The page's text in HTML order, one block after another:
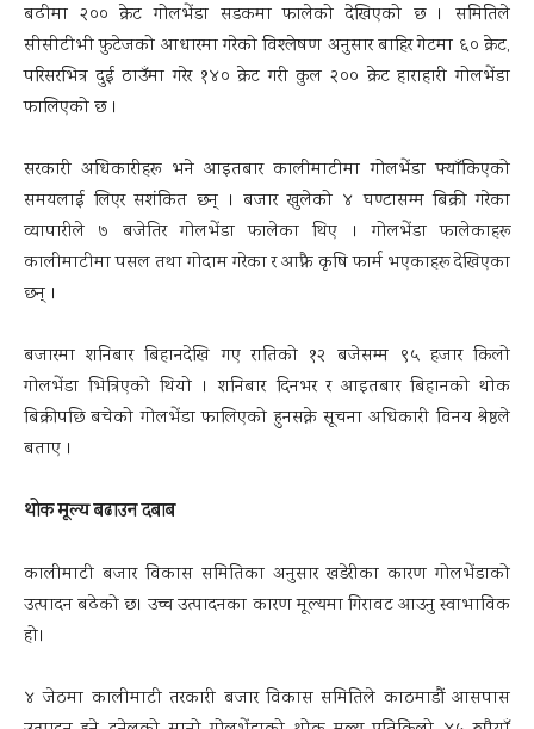
बढीमा २०० क्रेट गोलभेंडा सडकमा फालेको देखिएको छ । समितिले
सीसीटीभी फुटेजको आधारमा गरेको विश्लेषण अनुसार बाहिर गेटमा ६० क्रेट,
परिसरभित्र दुई ठाउँमा गरेर १४० क्रेट गरी कुल २०० क्रेट हाराहारी गोलभेंडा
फालिएको छ ।
सरकारी अधिकारीहरू भने आइतबार कालीमाटीमा गोलभेंडा फ्याँकिएको
समयलाई लिएर सशंकित छन् । बजार खुलेको ४ घण्टासम्म बिक्री गरेका
व्यापारीले ७ बजेतिर गोलभेंडा फालेका थिए । गोलभेंडा फालेकाहरू
कालीमाटीमा पसल तथा गोदाम गरेका र आफ्नै कृषि फार्म भएकाहरू देखिएका
छन् ।
बजारमा शनिबार बिहानदेखि गए रातिको १२ बजेसम्म ९५ हजार किलो
गोलभेंडा भित्रिएको थियो । शनिबार दिनभर र आइतबार बिहानको थोक
बिक्रीपछि बचेको गोलभेंडा फालिएको हुनसक्ने सूचना अधिकारी विनय श्रेष्ठले
बताए ।
थोक मूल्य बढाउन दबाब
कालीमाटी बजार विकास समितिका अनुसार खडेरीका कारण गोलभेंडाको
उत्पादन बढेको छ। उच्च उत्पादनका कारण मूल्यमा गिरावट आउनु स्वाभाविक
हो।
४ जेठमा कालीमाटी तरकारी बजार विकास समितिले काठमाडौं आसपास